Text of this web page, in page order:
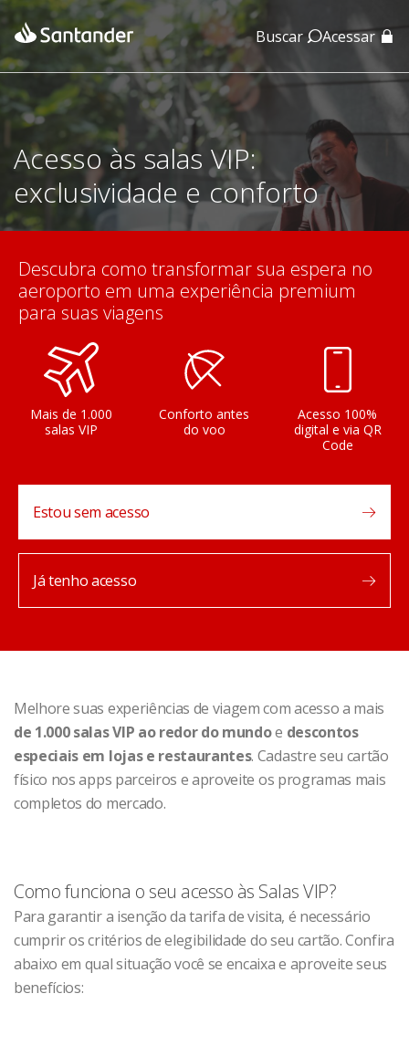
App Santander
App Santander Empresas
Buscar Acessar
Acesso às salas VIP:
exclusividade e conforto
Descubra como transformar sua espera no
aeroporto em uma experiência premium
para suas viagens
Mais de 1.000
salas VIP
Conforto antes
do voo
Acesso 100%
digital e via QR
Code
Já tenho acesso
Estou sem acesso
Melhore suas experiências de viagem com acesso a mais
de 1.000 salas VIP ao redor do mundoe descontos
especiais em lojas e restaurantes. Cadastre seu cartão
físico nos apps parceiros e aproveite os programas mais
completos do mercado.
Como funciona o seu acesso às Salas VIP?
Para garantir a isenção da tarifa de visita, é necessário
cumprir os critérios de elegibilidade do seu cartão. Confira
abaixo em qual situação você se encaixa e aproveite seus
benefícios: